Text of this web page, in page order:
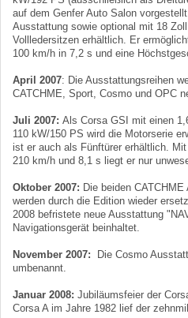
auf dem Genfer Auto Salon
Ausstattung sowie optional mit 18
Vollledersitzen erhältlich. Er
100 km/h in 7,2 s und eine
April 2007: Die Ausstattungsreihen
CATCHME, Sport, Cosmo und OPC
Juli 2007: Als Corsa GSI mit einen
110 kW/150 PS wird die Motorserie
ist er auch als Fünftürer erhältlich.
210 km/h und 8,1 s liegt er nur
Oktober 2007: Die beiden
werden durch die Edition wieder
2008 befristete neue Ausstattung
Navigationsgerät beinhaltet.
November 2007:
Die Cosmo
umbenannt.
Januar 2008: Jubiläumsfeier der
Corsa A im Jahre 1982 lief der